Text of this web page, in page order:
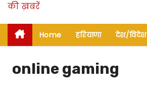
n
की ख़बरें
Home हरियाणा देश/विदेश
online gaming